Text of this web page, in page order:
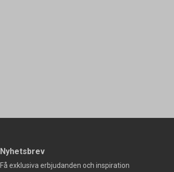
Nyhetsbrev
Få exklusiva erbjudanden och inspiration